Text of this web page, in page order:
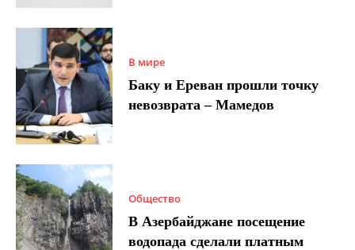
В мире
Баку и Ереван прошли точку
невозврата – Мамедов
Общество
В Азербайджане посещение
водопада сделали платным